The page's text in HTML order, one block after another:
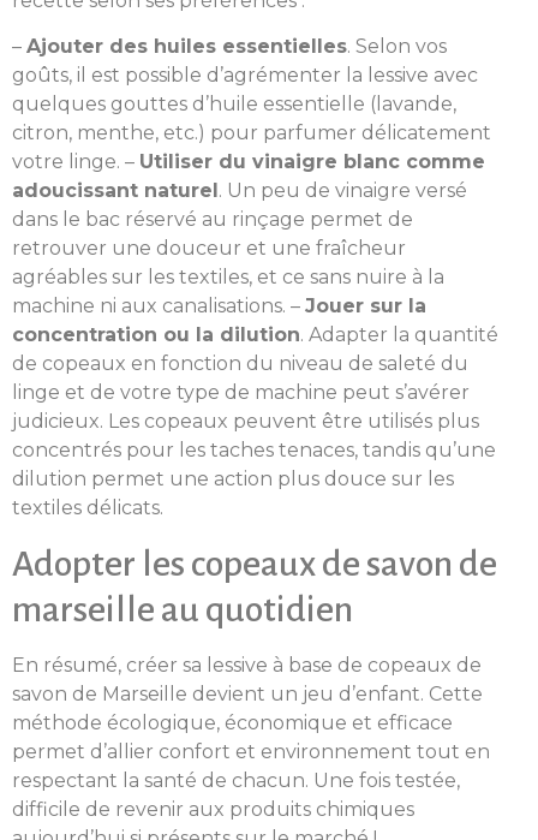
– Ajouter des huiles essentielles. Selon vos
goûts, il est possible d’agrémenter la lessive avec
quelques gouttes d’huile essentielle (lavande,
citron, menthe, etc.) pour parfumer délicatement
votre linge. – Utiliser du vinaigre blanc comme
adoucissant naturel . Un peu de vinaigre versé
dans le bac réservé au rinçage permet de
retrouver une douceur et une fraîcheur
agréables sur les textiles, et ce sans nuire à la
machine ni aux canalisations. – Jouer sur la
concentration ou la dilution. Adapter la quantité
de copeaux en fonction du niveau de saleté du
linge et de votre type de machine peut s’avérer
judicieux. Les copeaux peuvent être utilisés plus
concentrés pour les taches tenaces, tandis qu’une
dilution permet une action plus douce sur les
textiles délicats.
Adopter les copeaux de savon de
marseille au quotidien
En résumé, créer sa lessive à base de copeaux de
savon de Marseille devient un jeu d’enfant. Cette
méthode écologique, économique et efficace
permet d’allier confort et environnement tout en
respectant la santé de chacun. Une fois testée,
difficile de revenir aux produits chimiques